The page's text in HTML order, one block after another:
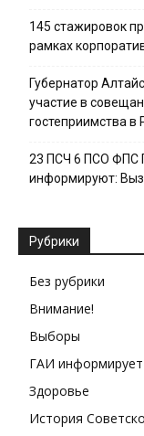
145 стажировок
рамках
Губернатор
участие в
гостеприимства
23 ПСЧ 6 ПСО ФПС
информируют:
Рубрики
Без рубрики
Внимание!
Выборы
ГАИ информирует
Здоровье
История